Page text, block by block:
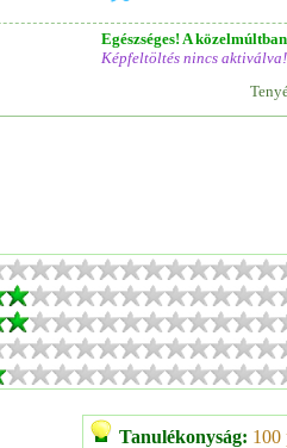
Egészséges! A
Képfeltöltés nincs aktiválva!
Tanulékonyság: 100